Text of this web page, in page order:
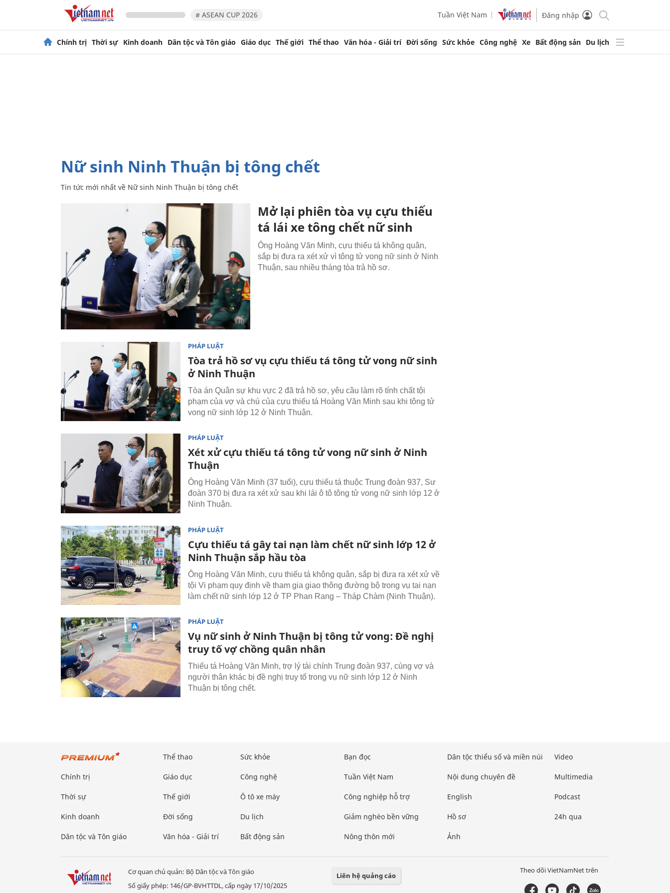
# ASEAN CUP 2026 Tuần Việt Nam Đăng nhập
Chính trị Thời sự Kinh doanh Dân tộc và Tôn giáo Giáo dục Thế giới Thể thao Văn hóa - Giải trí Đời sống Sức khỏe Công nghệ Xe Bất động sản Du lịch
Nữ sinh Ninh Thuận bị tông chết
Tin tức mới nhất về Nữ sinh Ninh Thuận bị tông chết
Mở lại phiên tòa vụ cựu thiếu
tá lái xe tông chết nữ sinh
Ông Hoàng Văn Minh, cựu thiếu tá không quân,
sắp bị đưa ra xét xử vì tông tử vong nữ sinh ở Ninh
Thuận, sau nhiều tháng tòa trả hồ sơ.
PHÁP LUẬT
Tòa trả hồ sơ vụ cựu thiếu tá tông tử vong nữ sinh
ở Ninh Thuận
Tòa án Quân sự khu vực 2 đã trả hồ sơ, yêu cầu làm rõ tính chất tội
phạm của vợ và chú của cựu thiếu tá Hoàng Văn Minh sau khi tông tử
vong nữ sinh lớp 12 ở Ninh Thuận.
PHÁP LUẬT
Xét xử cựu thiếu tá tông tử vong nữ sinh ở Ninh
Thuận
Ông Hoàng Văn Minh (37 tuổi), cựu thiếu tá thuộc Trung đoàn 937, Sư
đoàn 370 bị đưa ra xét xử sau khi lái ô tô tông tử vong nữ sinh lớp 12 ở
Ninh Thuận.
PHÁP LUẬT
Cựu thiếu tá gây tai nạn làm chết nữ sinh lớp 12 ở
Ninh Thuận sắp hầu tòa
Ông Hoàng Văn Minh, cựu thiếu tá không quân, sắp bị đưa ra xét xử về
tội Vi phạm quy định về tham gia giao thông đường bộ trong vụ tai nạn
làm chết nữ sinh lớp 12 ở TP Phan Rang – Tháp Chàm (Ninh Thuận).
PHÁP LUẬT
Vụ nữ sinh ở Ninh Thuận bị tông tử vong: Đề nghị
truy tố vợ chồng quân nhân
Thiếu tá Hoàng Văn Minh, trợ lý tài chính Trung đoàn 937, cùng vợ và
người thân khác bị đề nghị truy tố trong vụ nữ sinh lớp 12 ở Ninh
Thuận bị tông chết.
Chính trị
Thời sự
Kinh doanh
Dân tộc và Tôn giáo
Thể thao
Giáo dục
Thế giới
Đời sống
Văn hóa - Giải trí
Sức khỏe
Công nghệ
Ô tô xe máy
Du lịch
Bất động sản
Bạn đọc
Tuần Việt Nam
Công nghiệp hỗ trợ
Giảm nghèo bền vững
Nông thôn mới
Dân tộc thiểu số và miền núi
Nội dung chuyên đề
English
Hồ sơ
Ảnh
Video
Multimedia
Podcast
24h qua
Cơ quan chủ quản: Bộ Dân tộc và Tôn giáo
Số giấy phép: 146/GP-BVHTTDL, cấp ngày 17/10/2025
Liên hệ quảng cáo
Theo dõi VietNamNet trên